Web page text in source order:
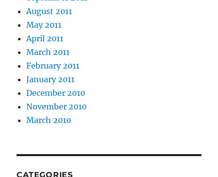
August 2011
May 2011
April 2011
March 2011
February 2011
January 2011
December 2010
November 2010
March 2010
CATEGORIES